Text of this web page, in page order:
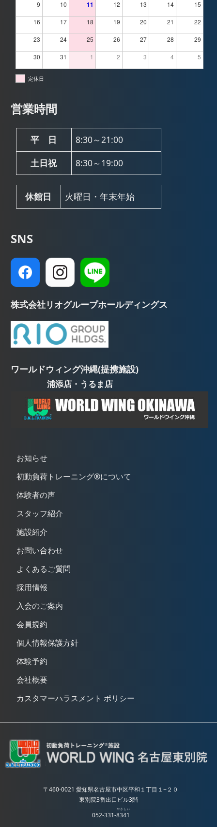
9 10 11 12 13 14 15
16 17 18 19 20 21 22
23 24 25 26 27 28 29
30 31 1 2 3 4 5
定休日
営業時間
平 日
8:30～21:00
土日祝
8:30～19:00
休館日 火曜日・年末年始
SNS
株式会社リオグループホールディングス
ワールドウィング沖縄(提携施設)
浦添店・うるま店
お知らせ
初動負荷トレーニング®について
体験者の声
スタッフ紹介
施設紹介
お問い合わせ
よくあるご質問
採用情報
入会のご案内
会員規約
個人情報保護方針
体験予約
会社概要
カスタマーハラスメント ポリシー
〒460-0021 愛知県名古屋市中区平和１丁目１−２０
東別院3番出口ビル3階
052-331-8341
やさしい